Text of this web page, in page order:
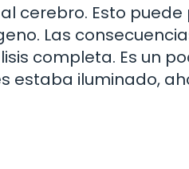
cerebro. Esto
Las
completa. Es un
estaba iluminado,